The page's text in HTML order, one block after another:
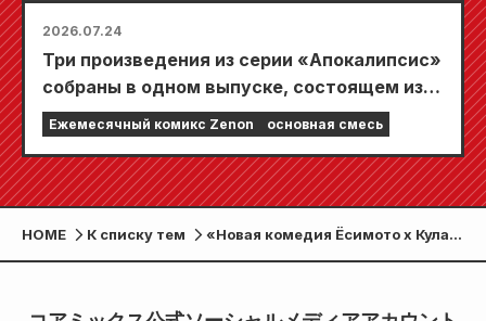
2026.07.24
Три произведения из серии «Апокалипсис»
собраны в одном выпуске, состоящем из 5
глав!! «Ежемесячный комикс Zenon,
сентябрьский выпуск 2026 года» поступит
в продажу 24 июля!!
Ежемесячный комикс Zenon основная смесь
HOME К списку тем
«Новая комедия Ёсимото x Кулак
сотрудничества Северной